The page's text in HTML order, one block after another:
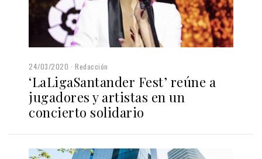
24/03/2020 Redacción
‘LaLigaSantander Fest’ reúne a
jugadores y artistas en un
concierto solidario